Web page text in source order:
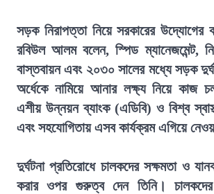
সড়ক নিরাপত্তা নিয়ে সরকারের উদ্যোগের
রবিউল আলম বলেন, স্পিড ম্যানেজমেন্ট,
বাস্তবায়ন এবং ২০৩০ সালের মধ্যে সড়ক
অর্ধেকে নামিয়ে আনার লক্ষ্য নিয়ে কাজ
এশীয় উন্নয়ন ব্যাংক (এডিবি) ও বিশ্ব
এবং সহযোগিতায় এসব কার্যক্রম এগিয়ে
দুর্ঘটনা প্রতিরোধে চালকদের সক্ষমতা ও
করার ওপর গুরুত্ব দেন তিনি। চালকদের